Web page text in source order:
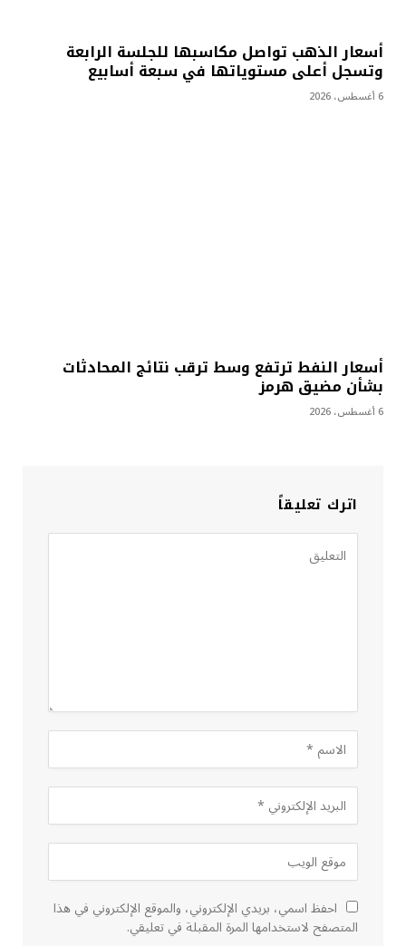
أسعار الذهب تواصل مكاسبها للجلسة الرابعة
وتسجل أعلى مستوياتها في سبعة أسابيع
6 أغسطس، 2026
أسعار النفط ترتفع وسط ترقب نتائج المحادثات
بشأن مضيق هرمز
6 أغسطس، 2026
اترك تعليقاً
احفظ اسمي، بريدي الإلكتروني، والموقع الإلكتروني في هذا
المتصفح لاستخدامها المرة المقبلة في تعليقي.